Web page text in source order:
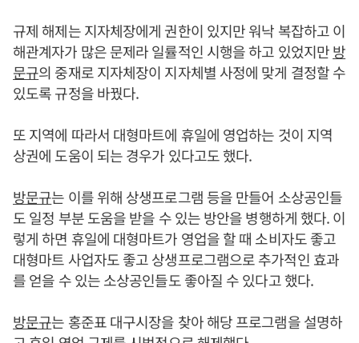
규제 해제는 지자체장에게 권한이 있지만 워낙 복잡하고 이
해관계자가 많은 문제라 일률적인 시행을 하고 있었지만방
문규의 중재로 지자체장이 지자체별 사정에 맞게 결정할 수
있도록 규정을 바꿨다.
또 지역에 따라서 대형마트에 휴일에 영업하는 것이 지역
상권에 도움이 되는 경우가 있다고도 했다.
방문규는 이를 위해 상생프로그램 등을 만들어 소상공인들
도 일정 부분 도움을 받을 수 있는 방안을 병행하게 했다. 이
렇게 하면 휴일에 대형마트가 영업을 할 때 소비자도 좋고
대형마트 사업자도 좋고 상생프로그램으로 추가적인 효과
를 얻을 수 있는 소상공인들도 좋아질 수 있다고 했다.
방문규는 홍준표 대구시장을 찾아 해당 프로그램을 설명하